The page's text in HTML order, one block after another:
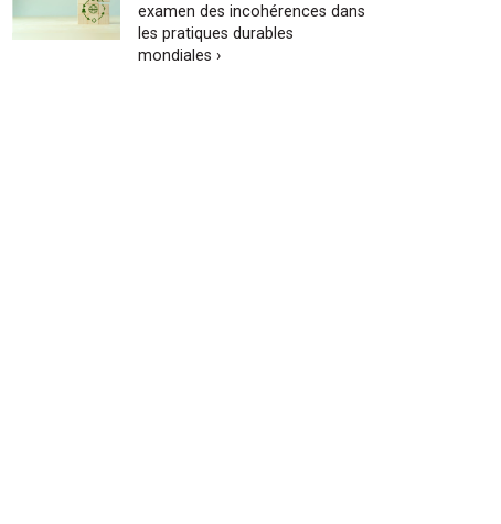
examen des incohérences dans
les pratiques durables
mondiales ›